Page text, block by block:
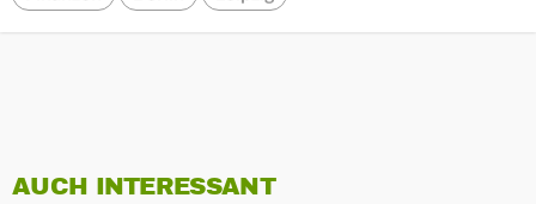
AUCH INTERESSANT